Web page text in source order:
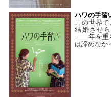
ハワの手
この世界
結婚させ
——年を重
は諦めなか